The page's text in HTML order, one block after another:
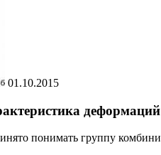
01.10.2015
понимать группу